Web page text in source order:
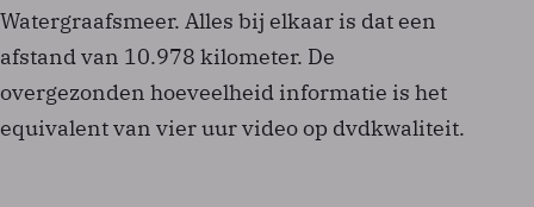
Watergraafsmeer. Alles bij elkaar is dat een
afstand van 10.978 kilometer. De
overgezonden hoeveelheid informatie is het
equivalent van vier uur video op dvd­kwaliteit.